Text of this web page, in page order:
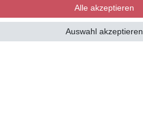
Alle akzeptieren
Auswahl akzeptieren